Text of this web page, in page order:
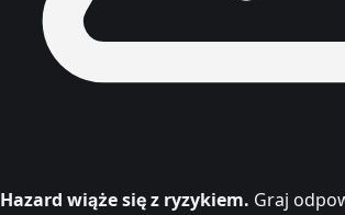
Hazard wiąże się z ryzykiem. Graj